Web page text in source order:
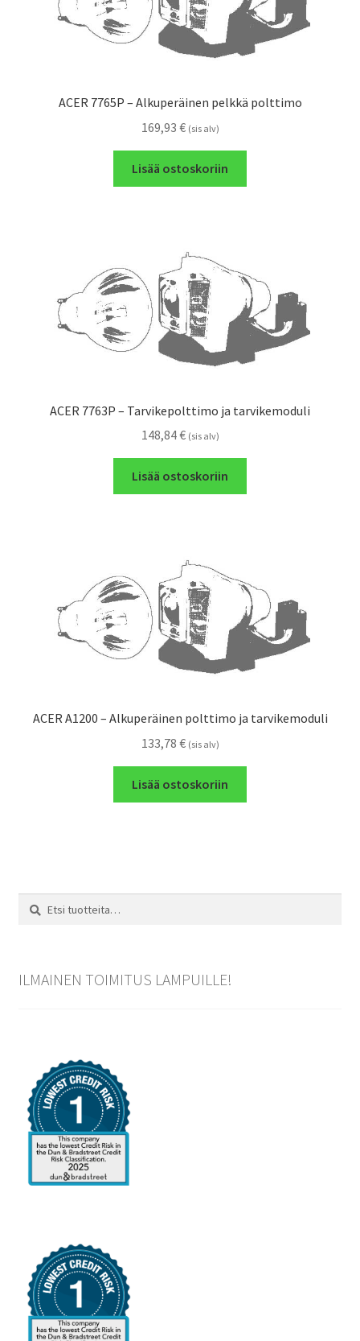
ACER 7765P – Alkuperäinen pelkkä polttimo
169,93 € (sis alv)
Lisää ostoskoriin
ACER 7763P – Tarvikepolttimo ja tarvikemoduli
148,84€ (sis alv)
Lisää ostoskoriin
ACER A1200 – Alkuperäinen polttimo ja tarvikemoduli
133,78 € (sis alv)
Lisää ostoskoriin
Etsi:
Haku
ILMAINEN TOIMITUS LAMPUILLE!